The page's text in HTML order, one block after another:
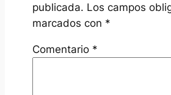
publicada. Los campos
marcados con *
Comentario *